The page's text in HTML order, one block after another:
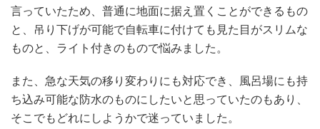
言っていたため、普通に地面に据え置くことができるもの
と、吊り下げが可能で自転車に付けても見た目がスリムな
ものと、ライト付きのもので悩みました。
また、急な天気の移り変わりにも対応でき、風呂場にも持
ち込み可能な防水のものにしたいと思っていたのもあり、
そこでもどれにしようかで迷っていました。